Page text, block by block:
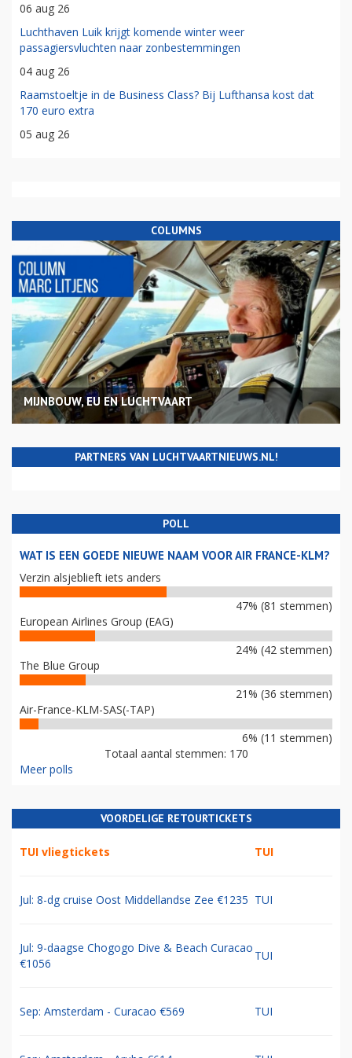
06 aug 26
Luchthaven Luik krijgt komende winter weer
passagiersvluchten naar zonbestemmingen
04 aug 26
Raamstoeltje in de Business Class? Bij Lufthansa kost dat
170 euro extra
05 aug 26
COLUMNS
MIJNBOUW, EU EN LUCHTVAART
PARTNERS VAN LUCHTVAARTNIEUWS.NL!
POLL
WAT IS EEN GOEDE NIEUWE NAAM VOOR AIR FRANCE-KLM?
Verzin alsjeblieft iets anders
47% (81 stemmen)
European Airlines Group (EAG)
24% (42 stemmen)
The Blue Group
21% (36 stemmen)
Air-France-KLM-SAS(-TAP)
6% (11 stemmen)
Totaal aantal stemmen: 170
Meer polls
VOORDELIGE RETOURTICKETS
TUI vliegtickets TUI
Jul: 8-dg cruise Oost Middellandse Zee €1235 TUI
Jul: 9-daagse Chogogo Dive & Beach Curacao
€1056
TUI
Sep: Amsterdam - Curacao €569 TUI